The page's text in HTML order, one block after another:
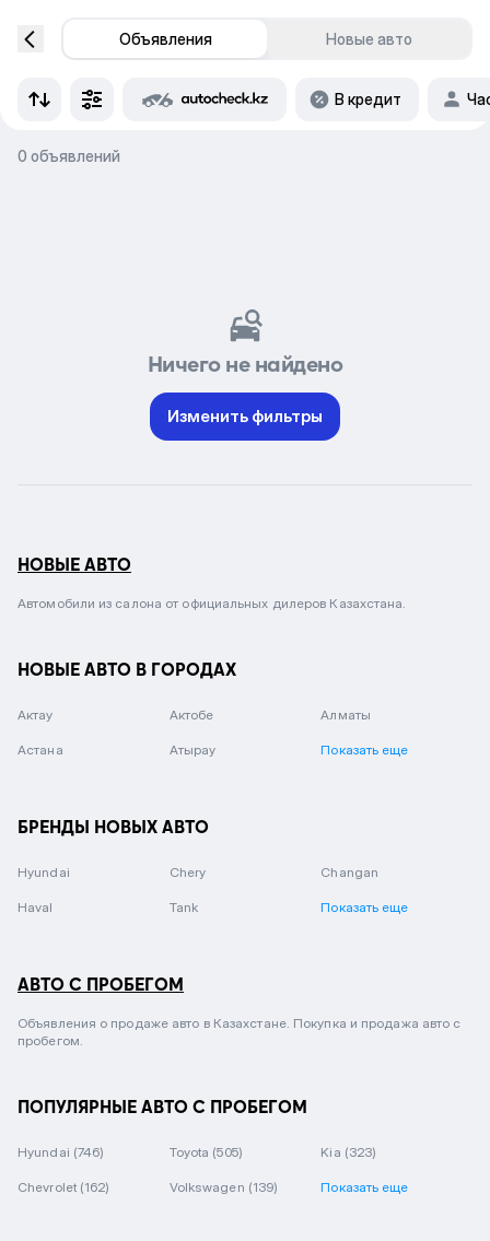
Объявления Новые авто
В кредит
0 объявлений
Ничего не найдено
Изменить фильтры
НОВЫЕ АВТО
Автомобили из салона от официальных дилеров Казахстана.
НОВЫЕ АВТО В ГОРОДАХ
Актау Актобе Алматы
Астана Атырау Показать еще
БРЕНДЫ НОВЫХ АВТО
Hyundai Chery Changan
Haval Tank Показать еще
АВТО С ПРОБЕГОМ
Объявления о продаже авто в Казахстане. Покупка и продажа авто с
пробегом.
ПОПУЛЯРНЫЕ АВТО С ПРОБЕГОМ
Hyundai (746) Toyota (505) Kia (323)
Chevrolet (162) Volkswagen (139) Показать еще